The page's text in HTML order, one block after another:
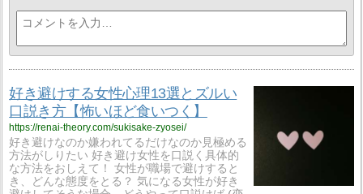
好き避けする女性心理13選とズルい
口説き方【怖いほど食いつく】
https://renai-theory.com/sukisake-zyosei/
好き避けなのか嫌われてるだけなのか見極める
方法がしりたい 好き避け女性を口説く具体的
な方法をおしえて！ 女性が職場で避けすると
き、どんな態度をとる？ 気になる女性が好き